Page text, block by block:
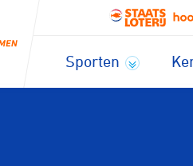
Sporten